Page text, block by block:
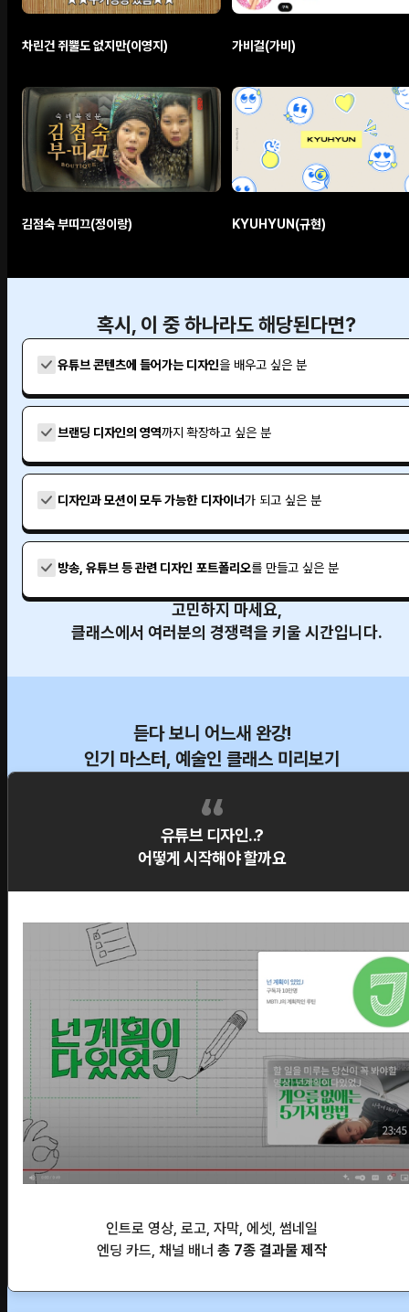
차린건 쥐뿔도 없지만(이영지) 가비걸(가비)
김점숙 부띠끄(정이랑) KYUHYUN(규현)
혹시, 이 중 하나라도 해당된다면?
유튜브 콘텐츠에 들어가는 디자인을 배우고 싶은 분
브랜딩 디자인의 영역까지 확장하고 싶은 분
디자인과 모션이 모두 가능한 디자이너가 되고 싶은 분
방송, 유튜브 등 관련 디자인 포트폴리오를 만들고 싶은 분
고민하지 마세요,
클래스에서 여러분의 경쟁력을 키울 시간입니다.
듣다 보니 어느새 완강!
인기 마스터, 예술인 클래스 미리보기
유튜브 디자인..?
어떻게 시작해야 할까요
인트로 영상, 로고, 자막, 에셋, 썸네일
엔딩 카드, 채널 배너 총 7종 결과물 제작